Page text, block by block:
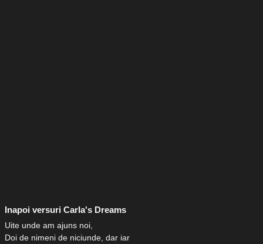
Inapoi versuri Carla's Dreams
Uite unde am ajuns noi,
Doi de nimeni de niciunde, dar iar